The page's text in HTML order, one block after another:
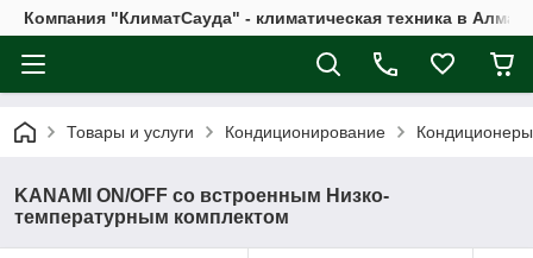
Компания "КлиматСауда" - климатическая техника в
Товары и услуги Кондиционирование
KANAMI ON/OFF со встроенным Низко-
температурным комплектом